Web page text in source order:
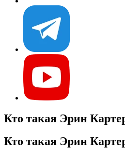
Кто такая Эрин
Кто такая Эрин